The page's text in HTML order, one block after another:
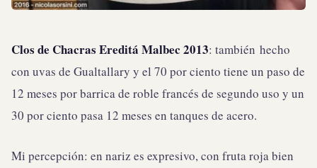
Clos de Chacras Ereditá Malbec 2013: también hecho
con uvas de Gualtallary y el 70 por ciento tiene un paso de
12 meses por barrica de roble francés de segundo uso y un
30 por ciento pasa 12 meses en tanques de acero.
Mi percepción: en nariz es expresivo, con fruta roja bien